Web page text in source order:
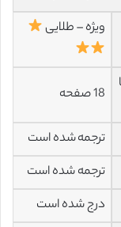
ویژه – طلایی
18 صفحه
ترجمه شده است
ترجمه شده است
درج شده است